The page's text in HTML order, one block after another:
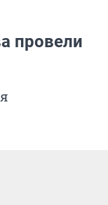
провели